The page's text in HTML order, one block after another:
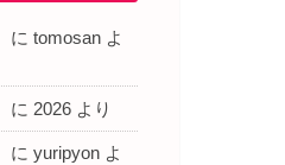
に tomosan よ
に 2026 より
に yuripyon よ